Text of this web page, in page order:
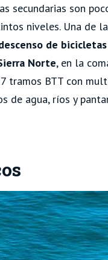
secundarias son
niveles. Una de
de
Norte, en la
tramos BTT con
de agua, ríos y